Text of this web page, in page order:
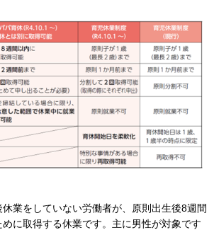
業をしていない労働者が、原則出生後8週間
に取得する休業です。主に男性が対象です